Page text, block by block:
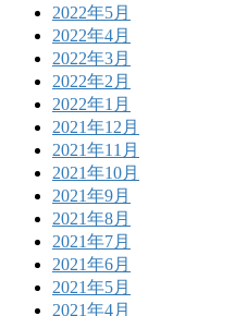
2022年5月
2022年4月
2022年3月
2022年2月
2022年1月
2021年12月
2021年11月
2021年10月
2021年9月
2021年8月
2021年7月
2021年6月
2021年5月
2021年4月